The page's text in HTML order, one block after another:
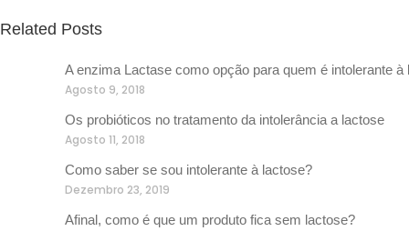
Related Posts
A enzima Lactase como opção para quem é intolerante à
Agosto 9, 2018
Os probióticos no tratamento da intolerância a lactose
Agosto 11, 2018
Como saber se sou intolerante à lactose?
Dezembro 23, 2019
Afinal, como é que um produto fica sem lactose?